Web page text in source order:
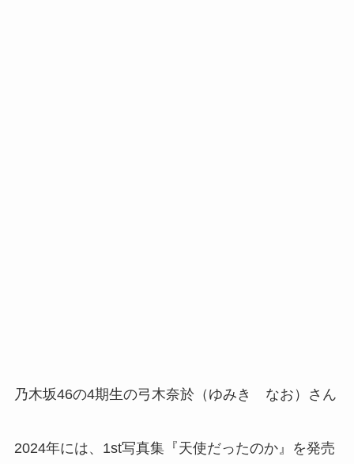
乃木坂46の4期生の弓木奈於（ゆみき なお）さん
2024年には、1st写真集『天使だったのか』を発売